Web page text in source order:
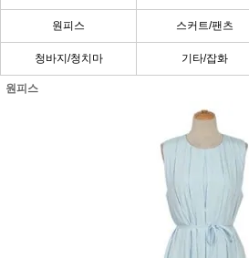
원피스 스커트/팬츠
청바지/청치마 기타/잡화
원피스